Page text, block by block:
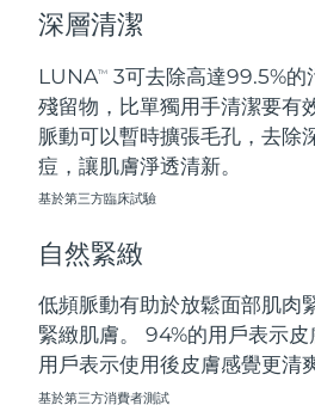
深層清潔
LUNATM
3可去除高達99.5%的
殘留物，比單獨用手清潔要
脈動可以暫時擴張毛孔，去除
痘，讓肌膚淨透清新。
基於第三方臨床試驗
自然緊緻
低頻脈動有助於放鬆面部肌肉
緊緻肌膚。 94%的用戶表示
用戶表示使用後皮膚感覺更清
基於第三方消費者測試
波多黎各
卡達
留尼旺
羅馬尼亞
俄羅斯
沙烏地阿拉伯
新加坡